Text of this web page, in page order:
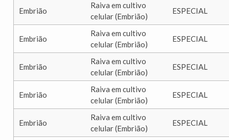
Embrião
Raiva em cultivo
celular (Embrião)
ESPECIAL
Embrião
Raiva em cultivo
celular (Embrião)
ESPECIAL
Embrião
Raiva em cultivo
celular (Embrião)
ESPECIAL
Embrião
Raiva em cultivo
celular (Embrião)
ESPECIAL
Embrião
Raiva em cultivo
celular (Embrião)
ESPECIAL